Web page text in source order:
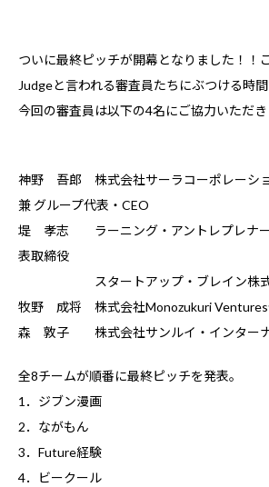
ついに最終ピッチが開幕となりました！！
Judgeと言われる審査員たちにぶつける時間
今回の審査員は以下の4名にご協力いただ
神野 吾郎 株式会社サーラコーポレーシ
兼 グループ代表・CEO
堤 孝志 ラーニング・アントレプレナー
表取締役
スタートアップ・ブレイン株式
牧野 成将 株式会社Monozukuri Ventures
森 敦子 株式会社サンルイ・インターナ
全8チームが順番に最終ピッチを発表。
1．ジブン漫画
2．ながもん
3．Future経験
4．ビークール